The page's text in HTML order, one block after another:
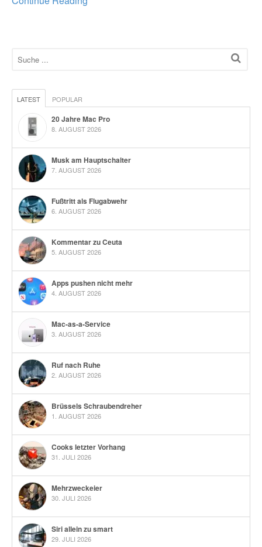
LATEST POPULAR
20 Jahre Mac Pro
8. AUGUST 2026
Musk am Hauptschalter
7. AUGUST 2026
Fußtritt als Flugabwehr
6. AUGUST 2026
Kommentar zu Ceuta
5. AUGUST 2026
Apps pushen nicht mehr
4. AUGUST 2026
Mac-as-a-Service
3. AUGUST 2026
Ruf nach Ruhe
2. AUGUST 2026
Brüssels Schraubendreher
1. AUGUST 2026
Cooks letzter Vorhang
31. JULI 2026
Mehrzweckeier
30. JULI 2026
Siri allein zu smart
29. JULI 2026